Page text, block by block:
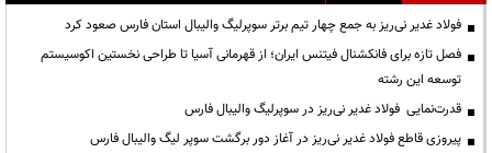
فولاد غدیر نی‌ریز به جمع چهار تیم برتر سوپرلیگ والیبال استان فارس صعود کرد
فصل تازه برای فانکشنال فیتنس ایران؛ از قهرمانی آسیا تا طراحی نخستین اکوسیستم
توسعه این رشته
قدرت‌نمایی ‌ فولاد غدیر نی‌ریز در سوپرلیگ والیبال فارس
پیروزی قاطع فولاد غدیر نی‌ریز در آغاز دور برگشت سوپر لیگ والیبال فارس